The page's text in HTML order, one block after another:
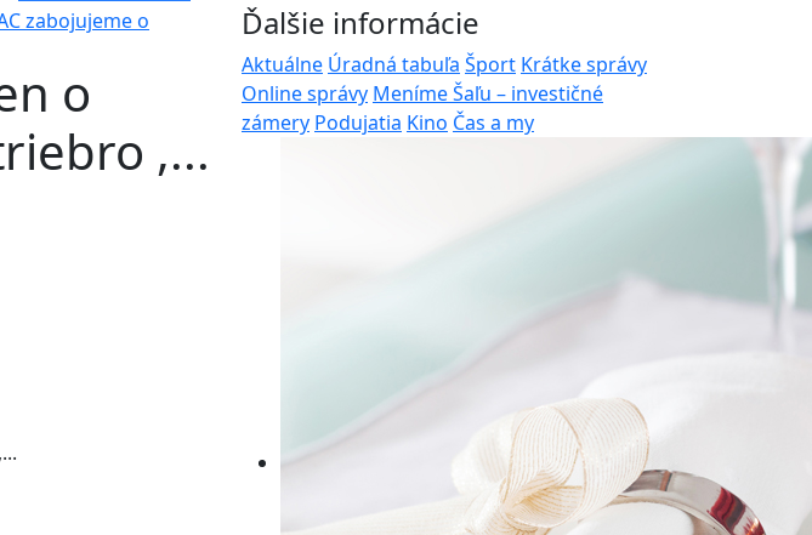
zabojujeme o
o
,...
Ďalšie informácie
Aktuálne Úradná tabuľa Šport Krátke správy
Online správy Meníme Šaľu – investičné
zámery Podujatia Kino Čas a my